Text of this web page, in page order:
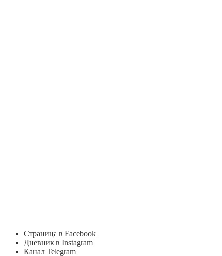
Страница в Facebook
Дневник в Instagram
Канал Telegram